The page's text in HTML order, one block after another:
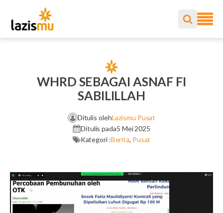
WHRD SEBAGAI ASNAF FI
SABILILLAH
Ditulis olehLazismu Pusat
Ditulis pada5 Mei 2025
Kategori :Berita, Pusat